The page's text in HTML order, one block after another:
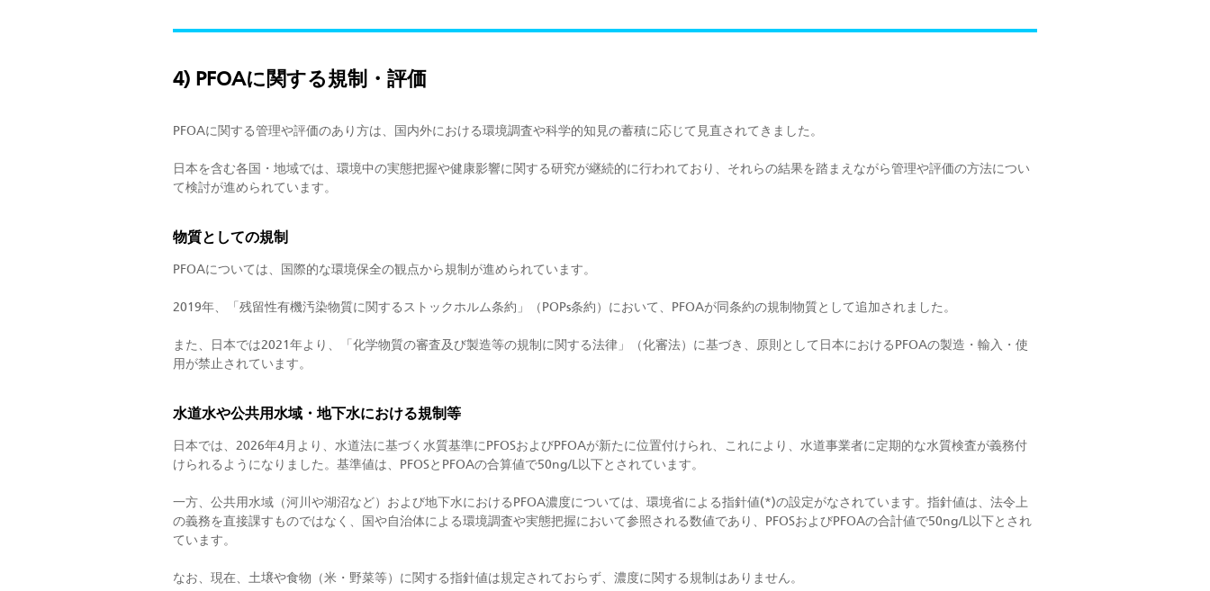
4) PFOAに関する規制・評価
PFOAに関する管理や評価のあり方は、国内外における環境調査や科学的知見の蓄積に応じて見直されてきました。
日本を含む各国・地域では、環境中の実態把握や健康影響に関する研究が継続的に行われており、それらの結果を踏まえながら管理や評価の方法につい
て検討が進められています。
物質としての規制
PFOAについては、国際的な環境保全の観点から規制が進められています。
2019年、「残留性有機汚染物質に関するストックホルム条約」（POPs条約）において、PFOAが同条約の規制物質として追加されました。
また、日本では2021年より、「化学物質の審査及び製造等の規制に関する法律」（化審法）に基づき、原則として日本におけるPFOAの製造・輸入・使
用が禁止されています。
水道水や公共用水域・地下水における規制等
日本では、2026年4月より、水道法に基づく水質基準にPFOSおよびPFOAが新たに位置付けられ、これにより、水道事業者に定期的な水質検査が義務付
けられるようになりました。基準値は、PFOSとPFOAの合算値で50ng/L以下とされています。
一方、公共用水域（河川や湖沼など）および地下水におけるPFOA濃度については、環境省による指針値(*)の設定がなされています。指針値は、法令上
の義務を直接課すものではなく、国や自治体による環境調査や実態把握において参照される数値であり、PFOSおよびPFOAの合計値で50ng/L以下とされ
ています。
なお、現在、土壌や食物（米・野菜等）に関する指針値は規定されておらず、濃度に関する規制はありません。